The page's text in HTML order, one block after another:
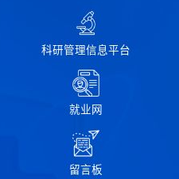
科研管理信息平台
就业网
留言板